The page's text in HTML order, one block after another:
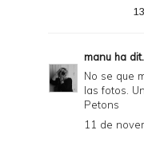
i
manu ha
No se que
las fotos.
Petons
11 de